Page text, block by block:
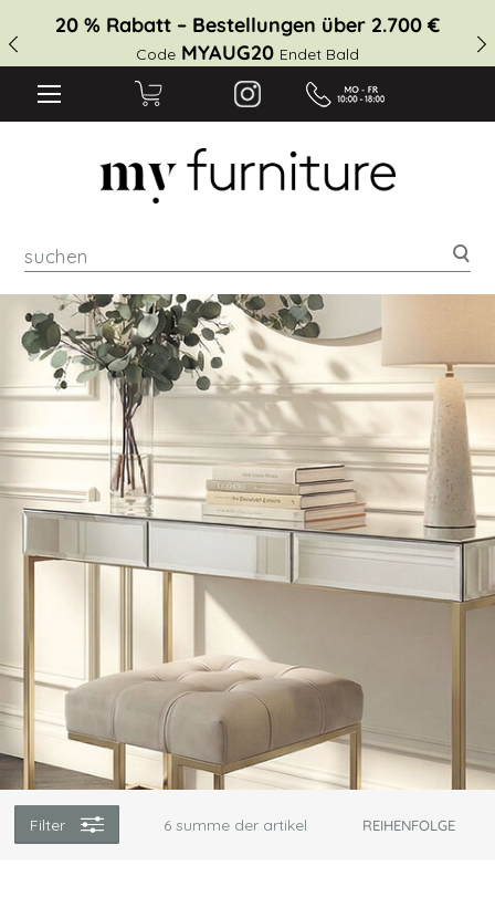
20 % Rabatt – Bestellungen über 2.700 €
Code MYAUG20 Endet Bald
Filter 6 summe der artikel